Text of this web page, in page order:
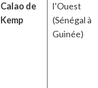
Calao de
Kemp
l’Ouest
(Sénégal à
Guinée)